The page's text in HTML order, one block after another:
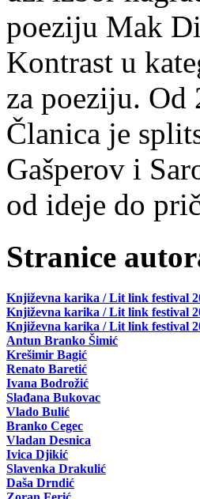
poeziju Mak
Kontrast u
za poeziju.
Članica je
Gašperov i
od ideje do
Stranice
Književna karika / Lit link festival
Književna karika / Lit link festival
Književna karika / Lit link festival
Antun Branko Šimić
Krešimir Bagić
Renato Baretić
Ivana Bodrožić
Slađana Bukovac
Vlado Bulić
Branko Cegec
Vladan Desnica
Ivica Djikić
Slavenka Drakulić
Daša Drndić